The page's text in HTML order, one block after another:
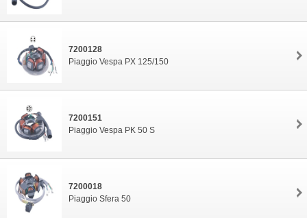
7200128
Piaggio Vespa PX 125/150
7200151
Piaggio Vespa PK 50 S
7200018
Piaggio Sfera 50